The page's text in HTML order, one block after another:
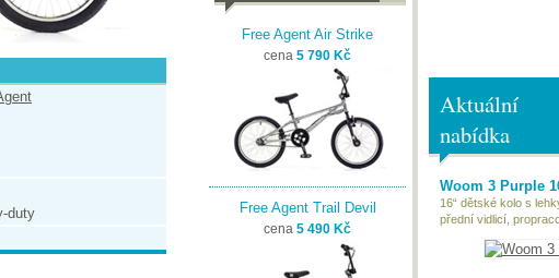
duty
Free Agent Air Strike
cena 5 790 Kč
Free Agent Trail Devil
cena 5 490 Kč
Aktuální
nabídka
Woom 3 Purple
16“ dětské kolo s
přední vidlicí,